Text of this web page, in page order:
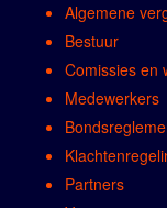
Algemene
Bestuur
Comissies en
Medewerkers
Partners